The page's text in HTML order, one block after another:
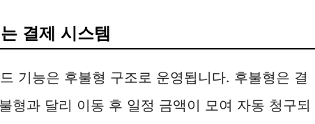
결제 시스템
기능은 후불형 구조로 운영됩니다. 후불형은 결
형과 달리 이동 후 일정 금액이 모여 자동 청구되